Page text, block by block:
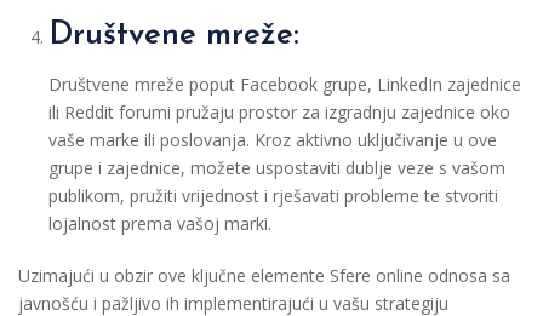
Društvene mreže:
Društvene mreže poput Facebook grupe, LinkedIn zajednice
ili Reddit forumi pružaju prostor za izgradnju zajednice oko
vaše marke ili poslovanja. Kroz aktivno uključivanje u ove
grupe i zajednice, možete uspostaviti dublje veze s vašom
publikom, pružiti vrijednost i rješavati probleme te stvoriti
lojalnost prema vašoj marki.
Uzimajući u obzir ove ključne elemente Sfere online odnosa sa
javnošću i pažljivo ih implementirajući u vašu strategiju